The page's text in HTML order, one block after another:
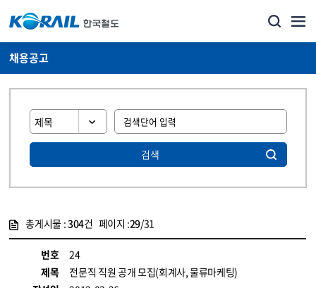
채용공고
검색
총게시물 :304건 페이지 :29/31
번호
24
제목
전문직 직원 공개 모집(회계사, 물류마케팅)